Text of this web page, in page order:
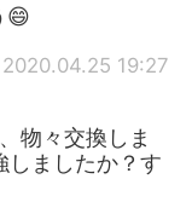
😄
2020.04.25 19:27
物々交換しま
しましたか？す